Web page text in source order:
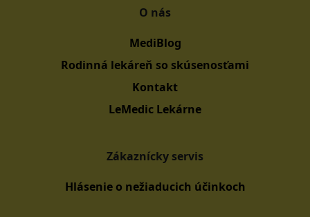
O nás
MediBlog
Rodinná lekáreň so skúsenosťami
Kontakt
LeMedic Lekárne
Zákaznícky servis
Hlásenie o nežiaducich účinkoch